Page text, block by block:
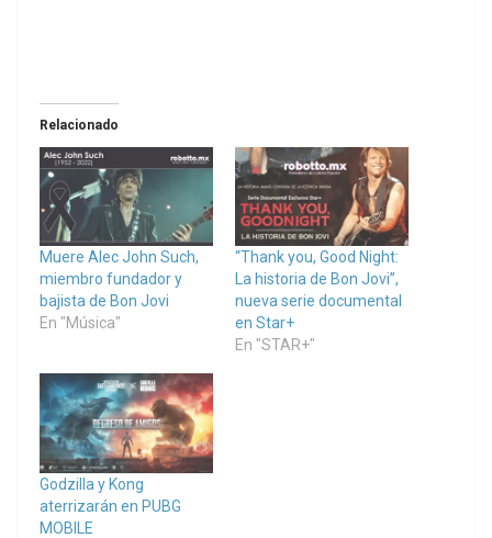
Relacionado
Muere Alec John Such,
miembro fundador y
bajista de Bon Jovi
En "Música"
“Thank you, Good Night:
La historia de Bon Jovi”,
nueva serie documental
en Star+
En "STAR+"
Godzilla y Kong
aterrizarán en PUBG
MOBILE